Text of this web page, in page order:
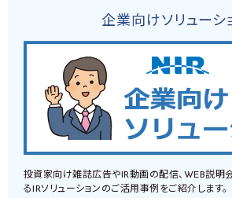
企業向けソリューシ
投資家向け雑誌広告やIR動画の配信、WEB説明
るIRソリューションのご活用事例をご紹介します。